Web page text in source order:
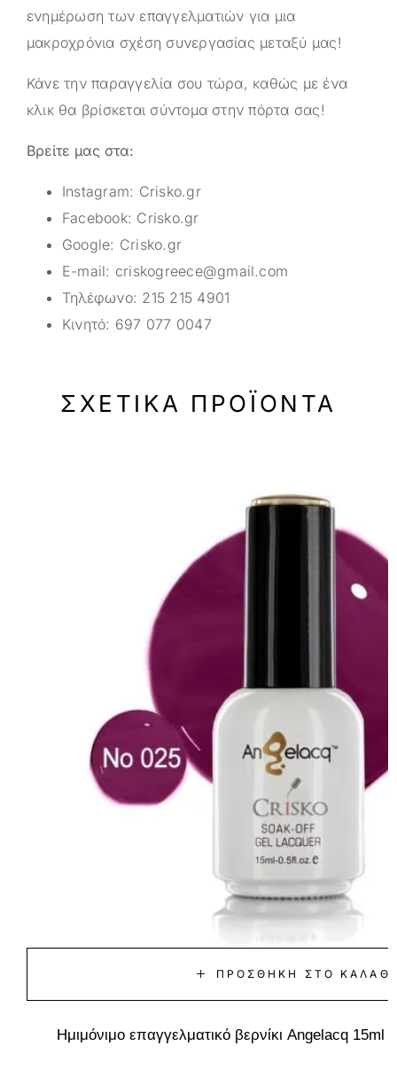
ενημέρωση των επαγγελματιών για μια
μακροχρόνια σχέση συνεργασίας μεταξύ μας!
Κάνε την παραγγελία σου τώρα, καθώς με ένα
κλικ θα βρίσκεται σύντομα στην πόρτα σας!
Βρείτε μας στα:
Instagram: Crisko.gr
Facebook: Crisko.gr
Google: Crisko.gr
E-mail: criskogreece@gmail.com
Τηλέφωνο: 215 215 4901
Κινητό: 697 077 0047
ΣΧΕΤΙΚΆ ΠΡΟΪΌΝΤΑ
ΠΡΟΣΘΉΚΗ ΣΤΟ ΚΑΛΆΘΙ
Ημιμόνιμο επαγγελματικό βερνίκι Angelacq